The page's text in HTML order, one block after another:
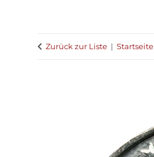
Zurück zur Liste Startseite